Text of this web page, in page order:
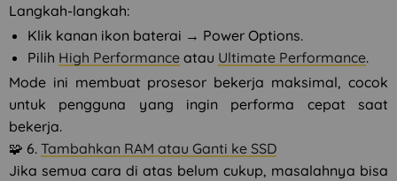
Langkah-langkah:
Klik kanan ikon baterai → Power Options.
Pilih High Performanceatau Ultimate Performance.
Mode ini membuat prosesor bekerja maksimal, cocok
untuk pengguna yang ingin performa cepat saat
bekerja.
🧩 6. Tambahkan RAM atau Ganti ke SSD
Jika semua cara di atas belum cukup, masalahnya bisa